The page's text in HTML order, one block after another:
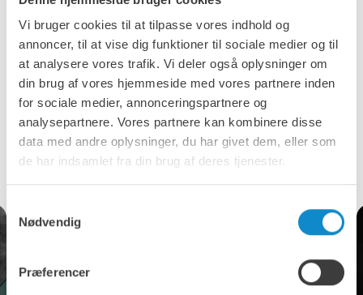
Vi bruger cookies til at tilpasse vores indhold og
annoncer, til at vise dig funktioner til sociale medier og til
at analysere vores trafik. Vi deler også oplysninger om
din brug af vores hjemmeside med vores partnere inden
for sociale medier, annonceringspartnere og
analysepartnere. Vores partnere kan kombinere disse
data med andre oplysninger, du har givet dem, eller som
de har indsamlet fra din brug af deres tjenester.
Nødvendig
Præferencer
Når du vælger Lutze, vælger du en partner, der er
forpligtet til at støtte din minedrift med højtydende
produkter og responsiv service, så du kan forblive
produktiv selv under de hårdeste forhold.
Læs mere om vores tilbud på gummibåndog
opdag vores portefølje af båndtilbehør